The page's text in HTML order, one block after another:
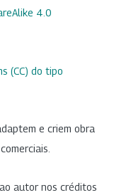
4.0
(CC) do tipo
e criem obra
autor nos créditos